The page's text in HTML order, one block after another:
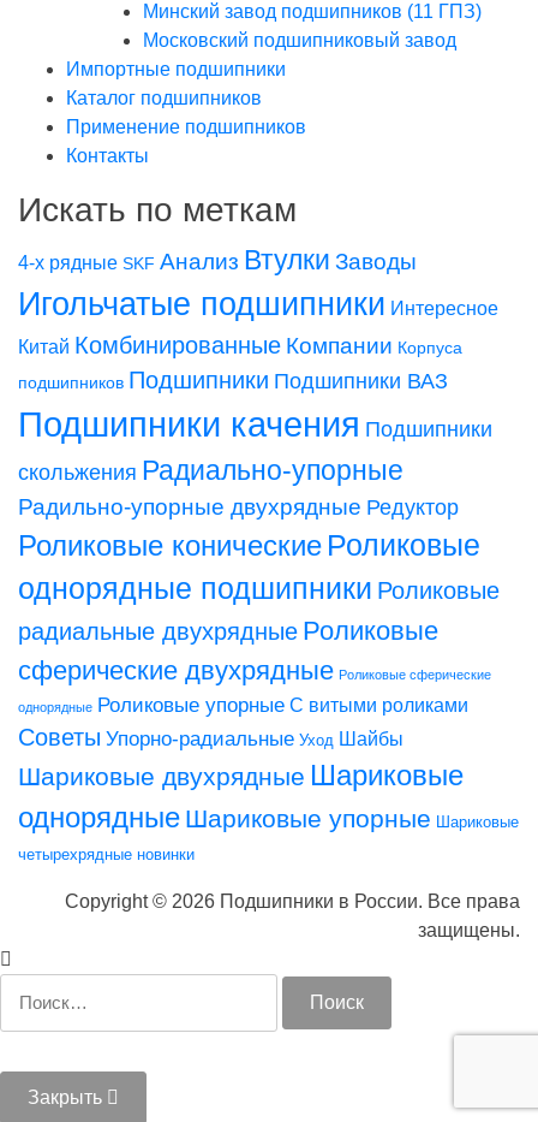
Минский завод подшипников (11 ГПЗ)
Московский подшипниковый завод
Импортные подшипники
Каталог подшипников
Применение подшипников
Контакты
Искать по меткам
4-х рядные SKF Анализ Втулки Заводы
Игольчатые подшипники Интересное
Китай Комбинированные Компании Корпуса
подшипников Подшипники Подшипники ВАЗ
Подшипники качения Подшипники
скольжения Радиально-упорные
Радильно-упорные двухрядные Редуктор
Роликовые конические Роликовые
однорядные подшипники Роликовые
радиальные двухрядные Роликовые
сферические двухрядные Роликовые сферические
однорядные Роликовые упорные С витыми роликами
Советы Упорно-радиальные Уход Шайбы
Шариковые двухрядные Шариковые
однорядные Шариковые упорные Шариковые
четырехрядные новинки
Copyright © 2026 Подшипники в России. Все права
защищены.
Закрыть